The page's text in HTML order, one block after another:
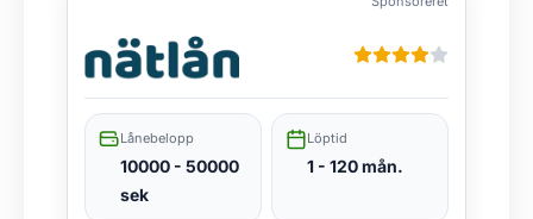
Lånebelopp
10000 - 50000
sek
Löptid
1 - 120 mån.